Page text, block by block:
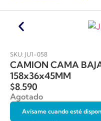
SKU: JU1-058
CAMION CAMA
158x36x45MM
$8.590
Agotado
Avísame cuando esté